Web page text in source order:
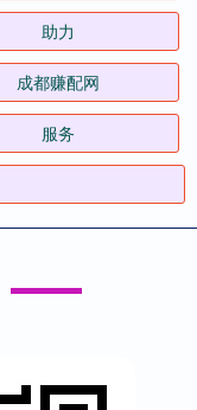
助力
成都赚配网
服务